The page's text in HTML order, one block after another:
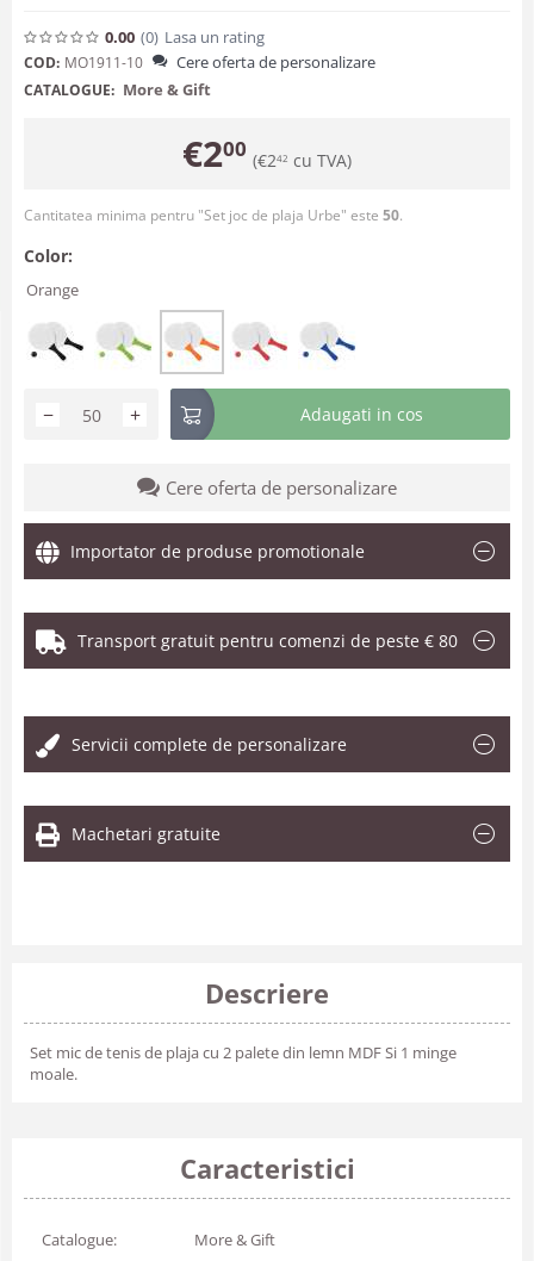
0.00 (0) Lasa un rating
COD: MO1911-10 Cere oferta de personalizare
CATALOGUE: More & Gift
€200 (€242 cu TVA)
Cantitatea minima pentru "Set joc de plaja Urbe" este 50.
Color:
Orange
+
− Adaugati in cos
Cere oferta de personalizare
Importator de produse promotionale
Transport gratuit pentru comenzi de peste € 80
Servicii complete de personalizare
Machetari gratuite
Descriere
Set mic de tenis de plaja cu 2 palete din lemn MDF Si 1 minge
moale.
Caracteristici
Catalogue: More & Gift